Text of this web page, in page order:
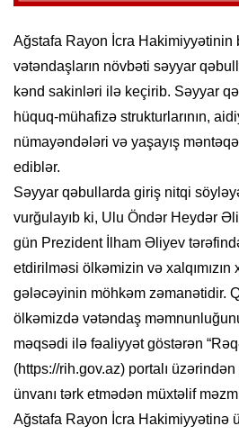
Ağstafa Rayon İcra Hakimiyyətinin
vətəndaşların növbəti səyyar
kənd sakinləri ilə keçirib. Səyyar
hüquq-mühafizə strukturlarının,
nümayəndələri və yaşayış
ediblər.
Səyyar qəbullarda giriş nitqi
vurğulayıb ki, Ulu Öndər Heydər
gün Prezident İlham Əliyev
etdirilməsi ölkəmizin və xalqımızın
gələcəyinin möhkəm zəmanətidir.
ölkəmizdə vətəndaş
məqsədi ilə fəaliyyət göstərən
(https://rih.gov.az) portalı üzərindən
ünvanı tərk etmədən müxtəlif
Ağstafa Rayon İcra Hakimiyyətinə